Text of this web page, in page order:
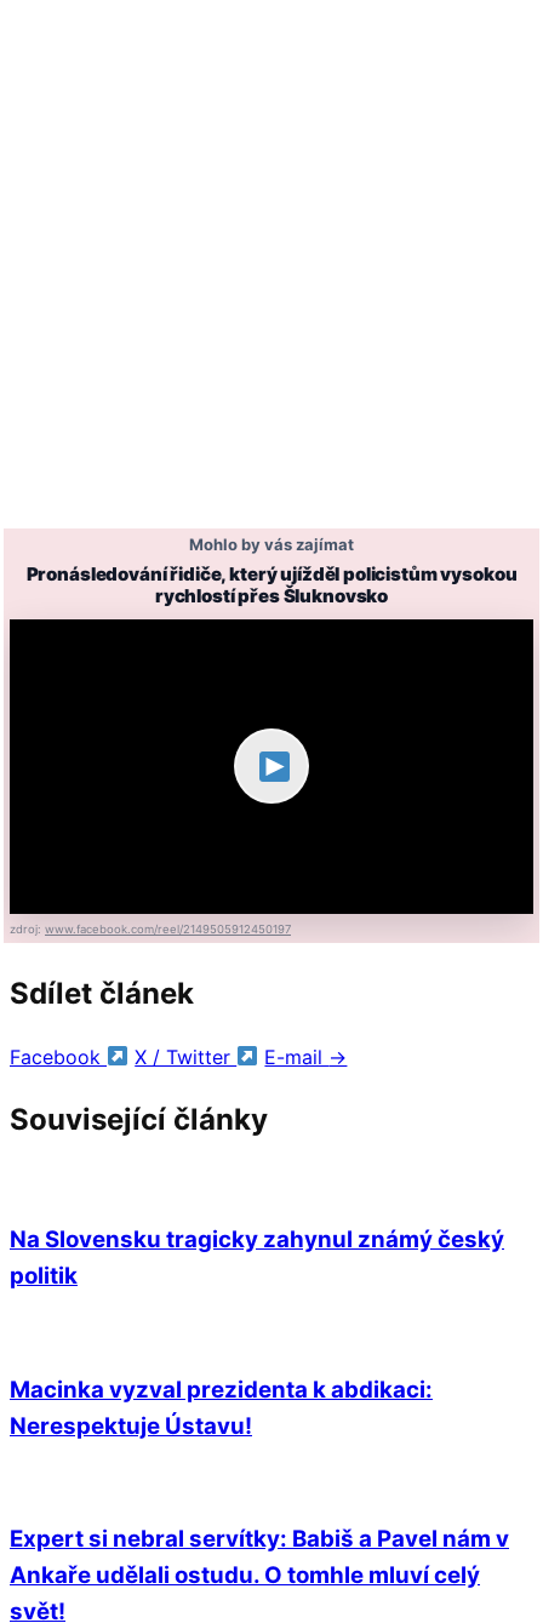
Mohlo by vás zajímat
Pronásledování řidiče, který ujížděl policistům vysokou
rychlostí přes Šluknovsko
zdroj: www.facebook.com/reel/2149505912450197
Sdílet článek
Facebook X / Twitter E-mail →
Související články
Na Slovensku tragicky zahynul známý český
politik
Macinka vyzval prezidenta k abdikaci:
Nerespektuje Ústavu!
Expert si nebral servítky: Babiš a Pavel nám v
Ankaře udělali ostudu. O tomhle mluví celý
svět!